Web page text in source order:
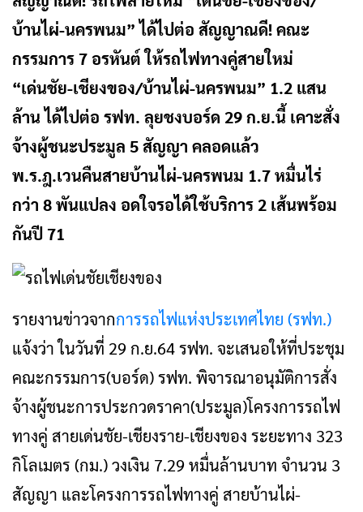
บ้านไผ่-นครพนม” ได้ไปต่อ สัญญาณดี! คณะ
กรรมการ 7 อรหันต์ ให้รถไฟทางคู่สายใหม่
“เด่นชัย-เชียงของ/บ้านไผ่-นครพนม” 1.2 แสน
ล้าน ได้ไปต่อ รฟท. ลุยชงบอร์ด 29 ก.ย.นี้ เคาะสั่ง
จ้างผู้ชนะประมูล 5 สัญญา คลอดแล้ว
พ.ร.ฎ.เวนคืนสายบ้านไผ่-นครพนม 1.7 หมื่นไร่
กว่า 8 พันแปลง อดใจรอได้ใช้บริการ 2 เส้นพร้อม
กันปี 71
รายงานข่าวจากการรถไฟแห่งประเทศไทย (รฟท.)
แจ้งว่า ในวันที่ 29 ก.ย.64 รฟท. จะเสนอให้ที่ประชุม
คณะกรรมการ(บอร์ด) รฟท. พิจารณาอนุมัติการสั่ง
จ้างผู้ชนะการประกวดราคา(ประมูล)โครงการรถไฟ
ทางคู่ สายเด่นชัย-เชียงราย-เชียงของ ระยะทาง 323
กิโลเมตร (กม.) วงเงิน 7.29 หมื่นล้านบาท จำนวน 3
สัญญา และโครงการรถไฟทางคู่ สายบ้านไผ่-